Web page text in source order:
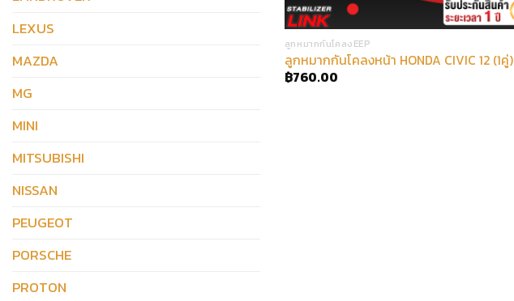
LEXUS
MAZDA
MG
MINI
MITSUBISHI
NISSAN
PEUGEOT
PORSCHE
PROTON
ลูกหมากกันโคลงEEP
ลูกหมากกันโคลงหน้า HONDA CIVIC 12 (1คู่)
฿760.00